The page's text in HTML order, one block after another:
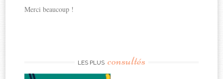
Merci beaucoup !
LES PLUS consultés